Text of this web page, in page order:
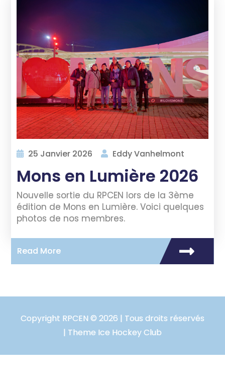
25 Janvier 2026 Eddy Vanhelmont
Mons en Lumière 2026
Nouvelle sortie du RPCEN lors de la 3ème
édition de Mons en Lumière. Voici quelques
photos de nos membres.
Read More
Copyright RPCEN © 2026 | Tous droits réservés
| Theme Ice Hockey Club